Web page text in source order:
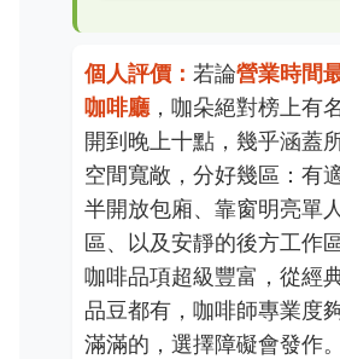
個人評價： 若論營業時間
咖啡廳 ，咖朵絕對榜上有
開到晚上十點，幾乎涵蓋
空間寬敞，分好幾區：有
半開放包廂、靠窗明亮單
區、以及安靜的後方工作
咖啡品項超級豐富，從經
品豆都有，咖啡師專業度
滿滿的，選擇障礙會發作